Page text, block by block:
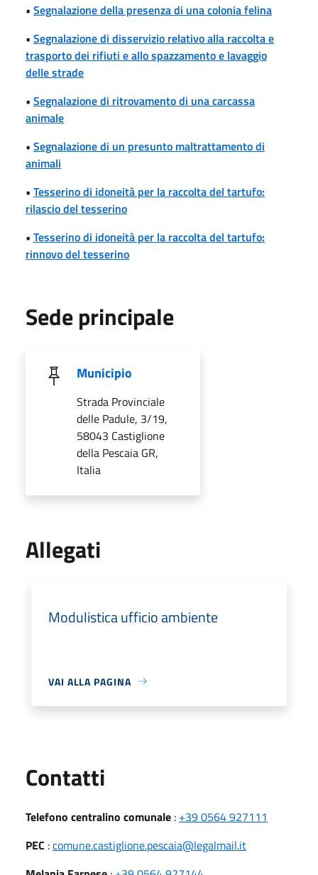
• Segnalazione della presenza di una colonia felina
• Segnalazione di disservizio relativo alla raccolta e
trasporto dei rifiuti e allo spazzamento e lavaggio
delle strade
• Segnalazione di ritrovamento di una carcassa
animale
• Segnalazione di un presunto maltrattamento di
animali
• Tesserino di idoneità per la raccolta del tartufo:
rilascio del tesserino
• Tesserino di idoneità per la raccolta del tartufo:
rinnovo del tesserino
Sede principale
Municipio
Strada Provinciale
delle Padule, 3/19,
58043 Castiglione
della Pescaia GR,
Italia
Allegati
Modulistica ufficio ambiente
VAI ALLA PAGINA
Contatti
Telefono centralino comunale : +39 0564 927111
PEC :comune.castiglione.pescaia@legalmail.it